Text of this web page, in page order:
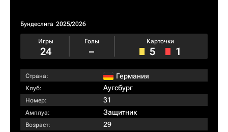
Бундеслига 2025/2026
Игры
24
Голы
–
Карточки
5 1
Страна: Германия
Клуб: Аугсбург
Номер: 31
Амплуа: Защитник
Возраст: 29